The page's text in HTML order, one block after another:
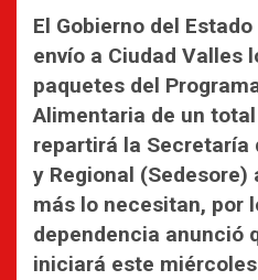
El Gobierno del
envío a Ciudad Valles
paquetes del
Alimentaria de un
repartirá la Secretaría
y Regional
más lo necesitan, por
dependencia anunció
iniciará este